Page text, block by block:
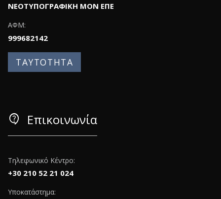
ΝΕΟΤΥΠΟΓΡΑΦΙΚΗ ΜΟΝ ΕΠΕ
ΑΦΜ:
999682142
ΤΑΥΤΟΤΗΤΑ
contact_support Επικοινωνία
Τηλεφωνικό Κέντρο:
+30 210 52 21 024
Υποκατάστημα: